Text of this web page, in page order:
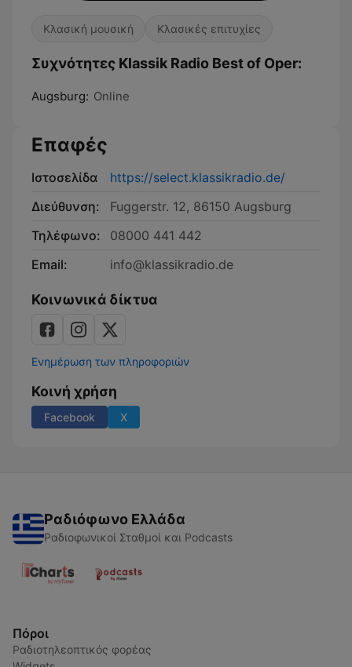
Κλασική μουσική Κλασικές επιτυχίες
Συχνότητες Klassik Radio Best of Oper:
Augsburg: Online
Επαφές
Ιστοσελίδα
https://select.klassikradio.de/
Διεύθυνση:
Fuggerstr. 12, 86150 Augsburg
Τηλέφωνο:
08000 441 442
Email:
info@klassikradio.de
Κοινωνικά δίκτυα
Ενημέρωση των πληροφοριών
Κοινή χρήση
Facebook X
Ραδιόφωνο Ελλάδα
Ραδιοφωνικοί Σταθμοί και Podcasts
Πόροι
Ραδιοτηλεοπτικός φορέας